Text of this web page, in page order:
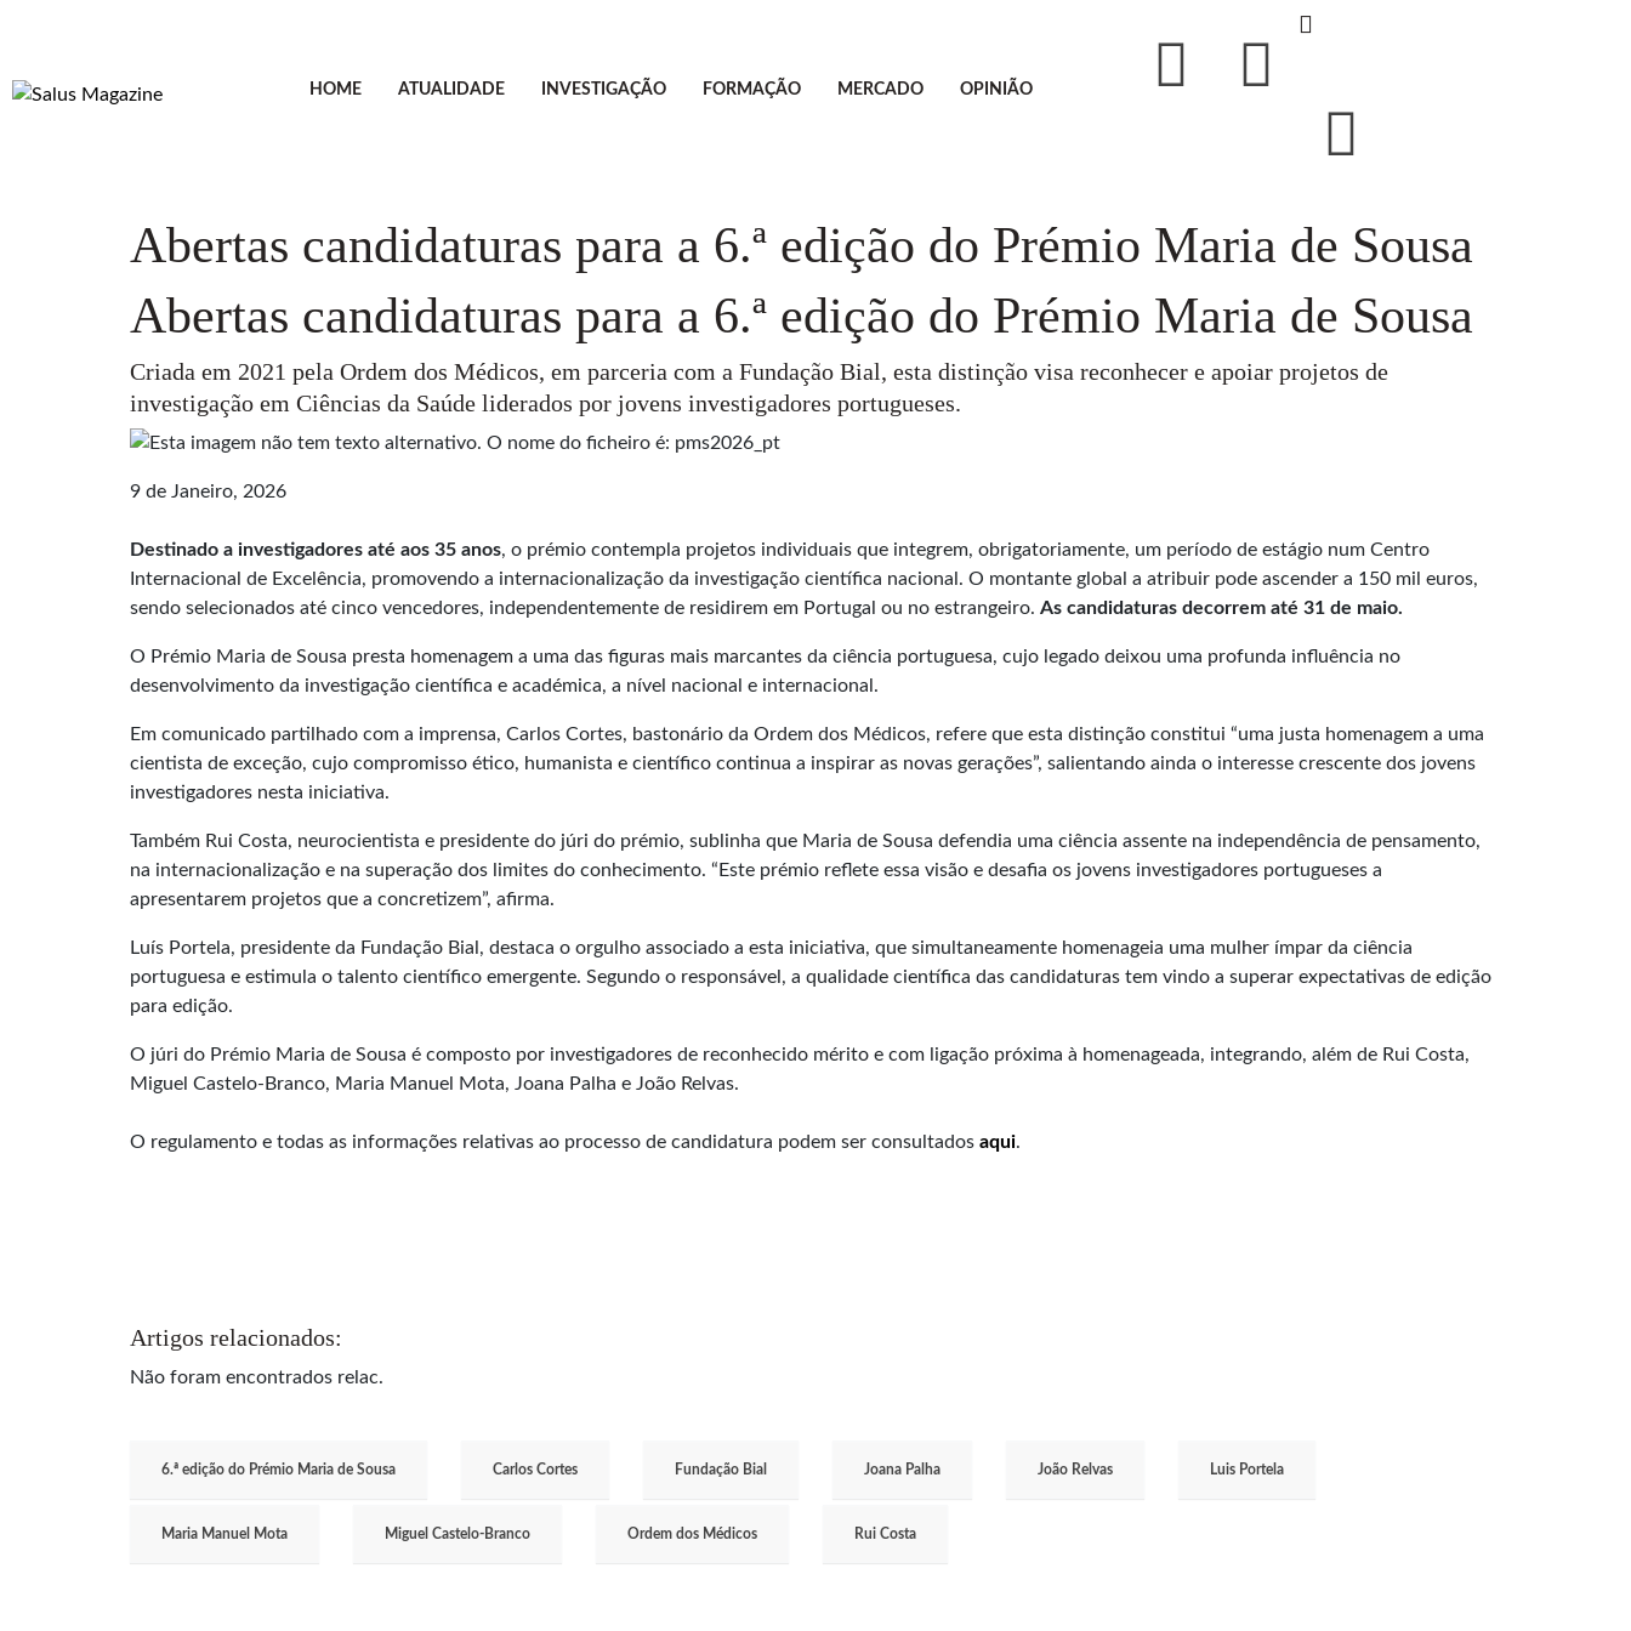
HOME ATUALIDADE INVESTIGAÇÃO FORMAÇÃO MERCADO OPINIÃO
Abertas candidaturas para a 6.ª edição do Prémio Maria de Sousa
Abertas candidaturas para a 6.ª edição do Prémio Maria de Sousa
Criada em 2021 pela Ordem dos Médicos, em parceria com a Fundação Bial, esta distinção visa reconhecer e apoiar projetos de
investigação em Ciências da Saúde liderados por jovens investigadores portugueses.
9 de Janeiro, 2026
Destinado a investigadores até aos 35 anos, o prémio contempla projetos individuais que integrem, obrigatoriamente, um período de estágio num Centro
Internacional de Excelência, promovendo a internacionalização da investigação científica nacional. O montante global a atribuir pode ascender a 150 mil euros,
sendo selecionados até cinco vencedores, independentemente de residirem em Portugal ou no estrangeiro. As candidaturas decorrem até 31 de maio.
O Prémio Maria de Sousa presta homenagem a uma das figuras mais marcantes da ciência portuguesa, cujo legado deixou uma profunda influência no
desenvolvimento da investigação científica e académica, a nível nacional e internacional.
Em comunicado partilhado com a imprensa, Carlos Cortes, bastonário da Ordem dos Médicos, refere que esta distinção constitui “uma justa homenagem a uma
cientista de exceção, cujo compromisso ético, humanista e científico continua a inspirar as novas gerações”, salientando ainda o interesse crescente dos jovens
investigadores nesta iniciativa.
Também Rui Costa, neurocientista e presidente do júri do prémio, sublinha que Maria de Sousa defendia uma ciência assente na independência de pensamento,
na internacionalização e na superação dos limites do conhecimento. “Este prémio reflete essa visão e desafia os jovens investigadores portugueses a
apresentarem projetos que a concretizem”, afirma.
Luís Portela, presidente da Fundação Bial, destaca o orgulho associado a esta iniciativa, que simultaneamente homenageia uma mulher ímpar da ciência
portuguesa e estimula o talento científico emergente. Segundo o responsável, a qualidade científica das candidaturas tem vindo a superar expectativas de edição
para edição.
O júri do Prémio Maria de Sousa é composto por investigadores de reconhecido mérito e com ligação próxima à homenageada, integrando, além de Rui Costa,
Miguel Castelo-Branco, Maria Manuel Mota, Joana Palha e João Relvas.
O regulamento e todas as informações relativas ao processo de candidatura podem ser consultados aqui.
Artigos relacionados:
Não foram encontrados relac.
6.ª edição do Prémio Maria de Sousa Carlos Cortes Fundação Bial Joana Palha João Relvas Luis Portela
Maria Manuel Mota Miguel Castelo-Branco Ordem dos Médicos Rui Costa